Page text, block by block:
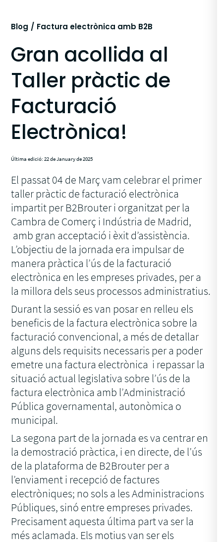
Blog Factura electrònica amb B2B
Gran acollida al
Taller pràctic de
Facturació
Electrònica!
Última edició: 22 de January de 2025
El passat 04 de Març vam celebrar el primer
taller pràctic de facturació electrònica
impartit per B2Brouter i organitzat per la
Cambra de Comerç i Indústria de Madrid,
amb gran acceptació i èxit d’assistència.
L’objectiu de la jornada era impulsar de
manera pràctica l’ús de la facturació
electrònica en les empreses privades, per a
la millora dels seus processos administratius.
Durant la sessió es van posar en relleu els
beneficis de la factura electrònica sobre la
facturació convencional, a més de detallar
alguns dels requisits necessaris per a poder
emetre una factura electrònica i repassar la
situació actual legislativa sobre l’ús de la
factura electrònica amb l’Administració
Pública governamental, autonòmica o
municipal.
La segona part de la jornada es va centrar en
la demostració pràctica, i en directe, de l’ús
de la plataforma de B2Brouter per a
l’enviament i recepció de factures
electròniques; no sols a les Administracions
Públiques, sinó entre empreses privades.
Precisament aquesta última part va ser la
més aclamada. Els motius van ser els